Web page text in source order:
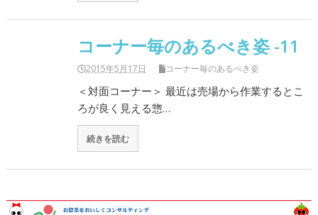
コーナー毎のあるべき姿 -11
2015年5月17日 コーナー毎のあるべき姿
＜対面コーナー＞ 最近は売場から作業するとこ
ろが良く見える惣…
続きを読む